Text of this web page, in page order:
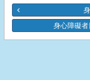
身心障礙